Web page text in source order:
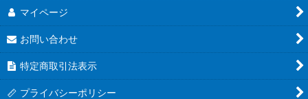
マイページ
お問い合わせ
特定商取引法表示
プライバシーポリシー